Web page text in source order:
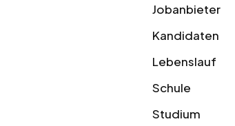
Jobanbieter
Kandidaten
Lebenslauf
Schule
Studium